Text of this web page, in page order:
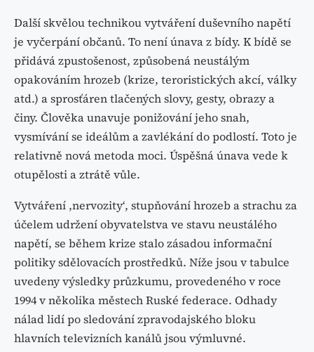
Další skvělou technikou vytváření duševního napětí
je vyčerpání občanů. To není únava z bídy. K bídě se
přidává zpustošenost, způsobená neustálým
opakováním hrozeb (krize, teroristických akcí, války
atd.) a sprosťáren tlačených slovy, gesty, obrazy a
činy. Člověka unavuje ponižování jeho snah,
vysmívání se ideálům a zavlékání do podlostí. Toto je
relativně nová metoda moci. Úspěšná únava vede k
otupělosti a ztrátě vůle.
Vytváření ,nervozity‘, stupňování hrozeb a strachu za
účelem udržení obyvatelstva ve stavu neustálého
napětí, se během krize stalo zásadou informační
politiky sdělovacích prostředků. Níže jsou v tabulce
uvedeny výsledky průzkumu, provedeného v roce
1994 v několika městech Ruské federace. Odhady
nálad lidí po sledování zpravodajského bloku
hlavních televizních kanálů jsou výmluvné.